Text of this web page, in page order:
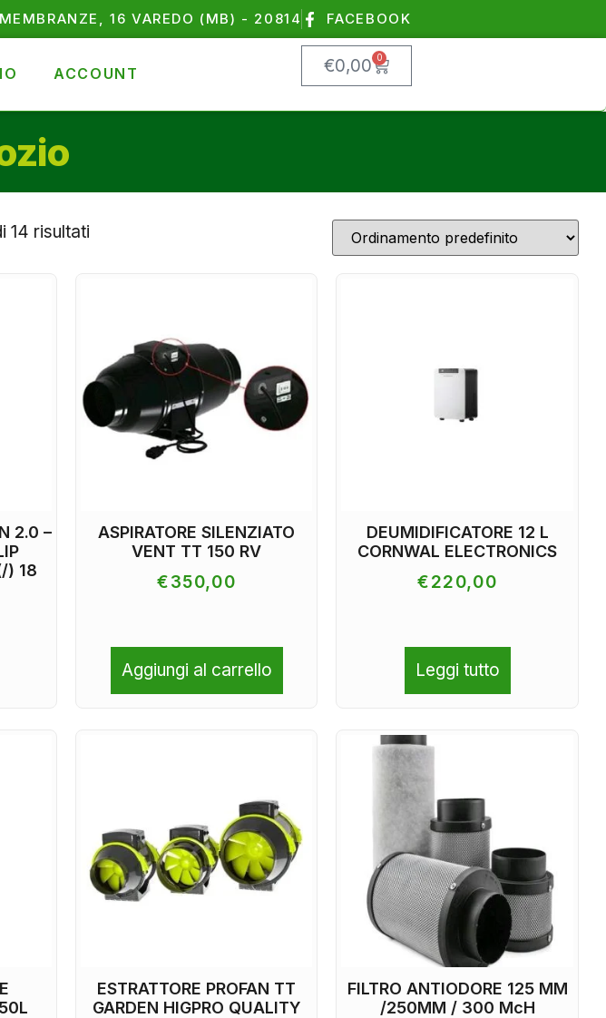
16 VAREDO (MB) - 20814 FACEBOOK
ACCOUNT €0,00 0
14 risultati
2.0 –
) 18
ASPIRATORE SILENZIATO
VENT TT 150 RV
€350,00
Aggiungi al carrello
DEUMIDIFICATORE 12 L
CORNWAL ELECTRONICS
€220,00
Leggi tutto
ESTRATTORE PROFAN TT
GARDEN HIGPRO QUALITY
FILTRO ANTIODORE 125 MM
/250MM / 300 McH